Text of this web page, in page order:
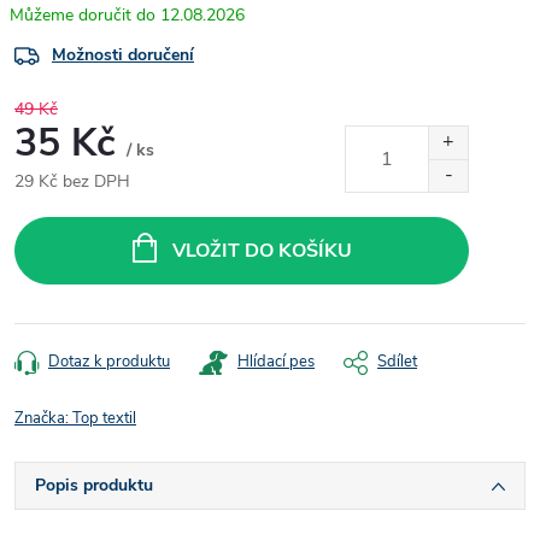
12.08.2026
Možnosti doručení
49 Kč
35 Kč / ks
29 Kč bez DPH
cena:
VLOŽIT DO KOŠÍKU
Dotaz k produktu Hlídací pes Sdílet
Značka:Top textil
Popis produktu